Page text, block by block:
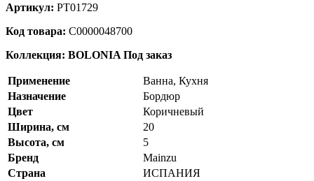
Артикул: PT01729
Код товара: С0000048700
Коллекция: BOLONIA Под заказ
Применение
Ванна, Кухня
Назначение
Бордюр
Цвет
Коричневый
Ширина, см
20
Высота, см
5
Бренд
Mainzu
Страна
ИСПАНИЯ